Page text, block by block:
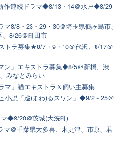
作連続ドラマ◆8/13・14＠水戸◆8/29
8/8・23・29・30＠埼玉県鶴ヶ島市、
、8/26＠町田市
トラ募集★8/7・9・10＠代沢、8/17＠
ン」エキストラ募集◆8/5＠新橋、渋
みなとみらい
マ」猫エキストラ＆飼い主募集
小説「巡(まわ)るスワン」◆9/2～25＠
◆8/20＠茨城(大洗町)
マ＠千葉県大多喜、木更津、市原、君